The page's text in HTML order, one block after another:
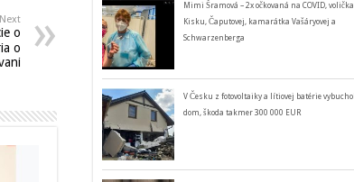
Next
o
o
Mimi Šramová – 2x očkovaná na COVID, volička
Kisku, Čaputovej, kamarátka Vašáryovej a
Schwarzenberga
V Česku z fotovoltaiky a lítiovej batérie vybuchol
dom, škoda takmer 300 000 EUR